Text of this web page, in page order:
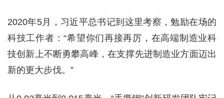
2020年5月，习近平总书记到这里考察，勉励在场的
科技工作者：“希望你们再接再厉，在高端制造业科
技创新上不断勇攀高峰，在支撑先进制造业方面迈出
新的更大步伐。”